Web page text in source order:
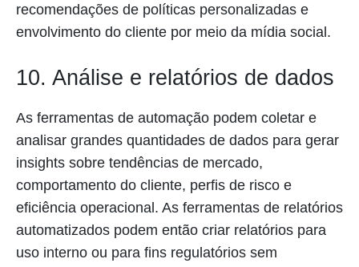
recomendações de políticas personalizadas e
envolvimento do cliente por meio da mídia social.
10. Análise e relatórios de dados
As ferramentas de automação podem coletar e
analisar grandes quantidades de dados para gerar
insights sobre tendências de mercado,
comportamento do cliente, perfis de risco e
eficiência operacional. As ferramentas de relatórios
automatizados podem então criar relatórios para
uso interno ou para fins regulatórios sem